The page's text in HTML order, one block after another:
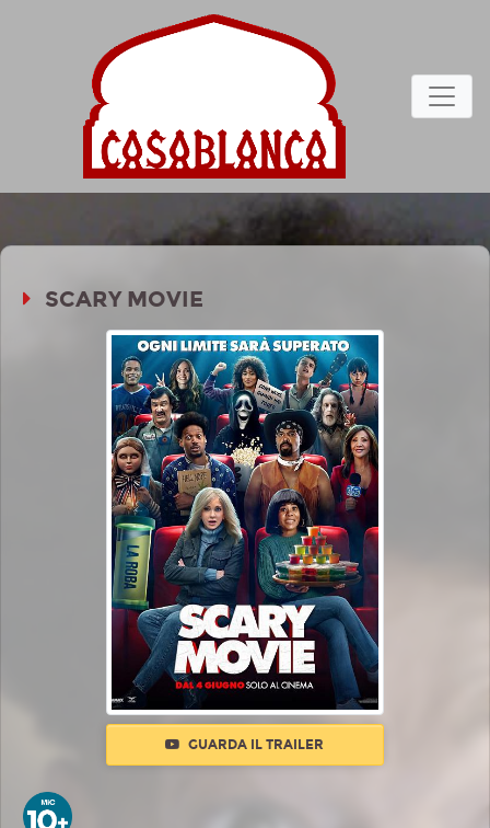
SCARY MOVIE
GUARDA IL TRAILER